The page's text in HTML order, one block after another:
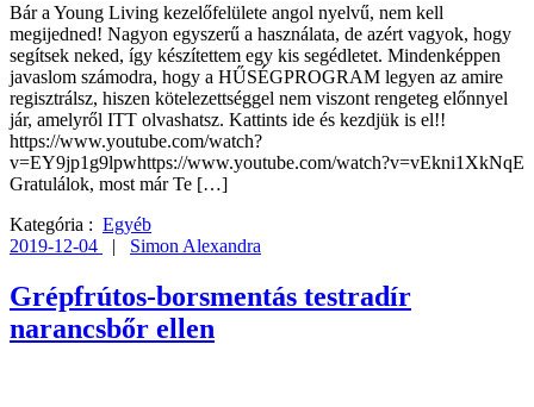
Bár a Young Living kezelőfelülete angol nyelvű, nem kell
megijedned! Nagyon egyszerű a használata, de azért vagyok, hogy
segítsek neked, így készítettem egy kis segédletet. Mindenképpen
javaslom számodra, hogy a HŰSÉGPROGRAM legyen az amire
regisztrálsz, hiszen kötelezettséggel nem viszont rengeteg előnnyel
jár, amelyről ITT olvashatsz. Kattints ide és kezdjük is el!!
https://www.youtube.com/watch?
v=EY9jp1g9lpwhttps://www.youtube.com/watch?v=vEkni1XkNqE
Gratulálok, most már Te […]
Kategória : Egyéb
2019-12-04
| Simon Alexandra
Grépfrútos-borsmentás testradír
narancsbőr ellen